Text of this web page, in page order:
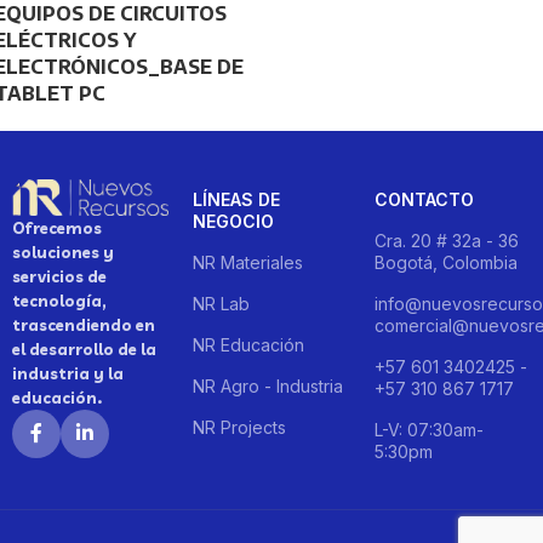
DE CIRCUITOS
Y
DE
PC
Ofrecemos
soluciones y
servicios de
tecnología,
trascendiendo en
el desarrollo de la
industria y la
educación.
LÍNEAS DE
NEGOCIO
NR Materiales
NR Lab
NR Educación
NR Agro - Industria
NR Projects
CONTACTO
Cra. 20 # 32a - 36
Bogotá, Colombia
+57 601 3402425 -
+57 310 867 1717
L-V: 07:30am-
5:30pm